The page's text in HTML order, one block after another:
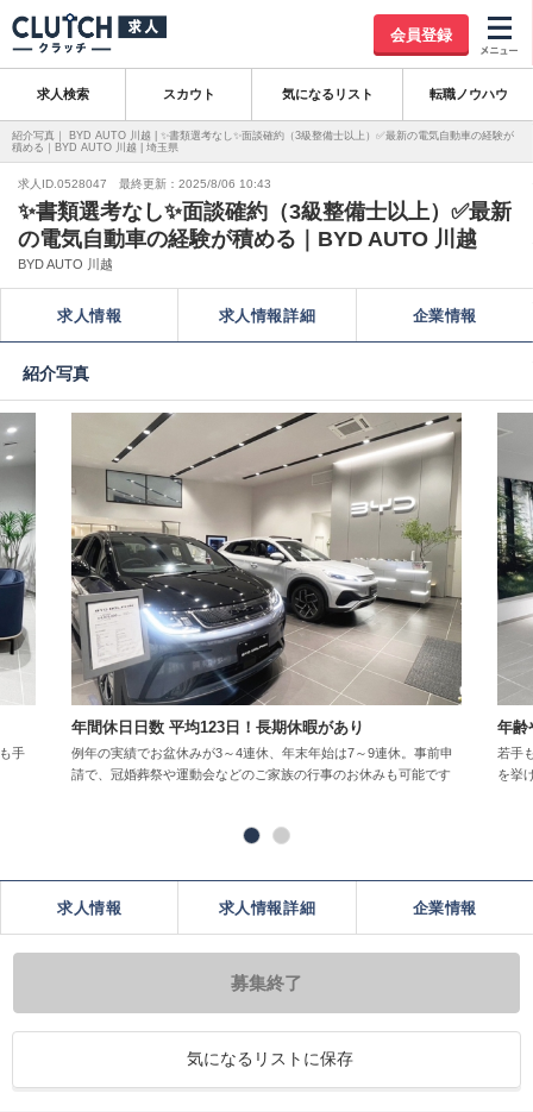
会員登録
求人検索 スカウト 気になるリスト 転職ノウハウ
紹介写真｜ BYD AUTO 川越 | ✨書類選考なし✨面談確約（3級整備士以上）✅最新の電気自動車の経験が
積める｜BYD AUTO 川越 | 埼玉県
求人ID.0528047 最終更新：2025/8/06 10:43
✨書類選考なし✨面談確約（3級整備士以上）✅最新
の電気自動車の経験が積める｜BYD AUTO 川越
BYD AUTO 川越
求人情報 求人情報詳細 企業情報
紹介写真
手
年間休日日数 平均123日！長期休暇があり
例年の実績でお盆休みが3～4連休、年末年始は7～9連休。事前申
請で、冠婚葬祭や運動会などのご家族の行事のお休みも可能です
年齢
若手
を挙
求人情報 求人情報詳細 企業情報
募集終了
気になるリストに保存